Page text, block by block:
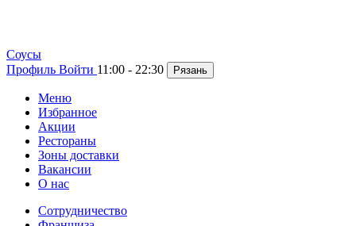
Cоусы
Профиль Войти 11:00 - 22:30 Рязань
Меню
Избранное
Акции
Рестораны
Зоны доставки
Вакансии
О нас
Сотрудничество